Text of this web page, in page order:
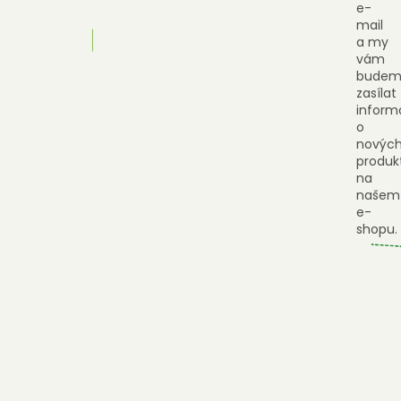
e-
mail
a my
vám
zasílat
o
nových
na
našem
e-
shopu.